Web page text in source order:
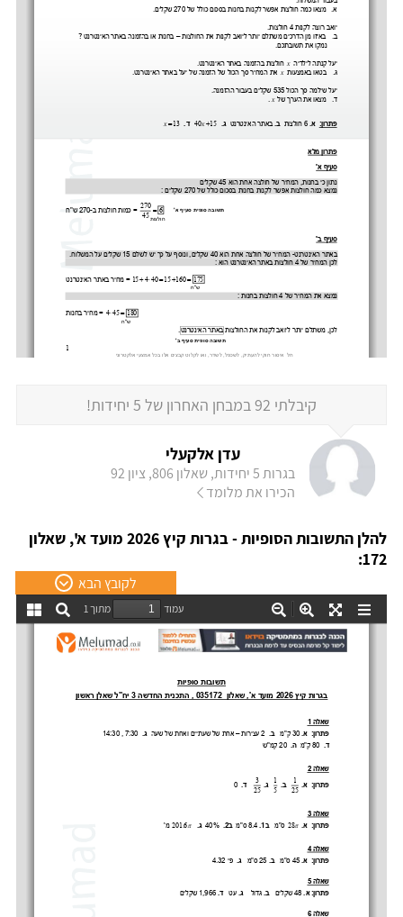
קיבלתי 92 במבחן האחרון של 5 יחידות!
עדן אלקעלי
בגרות 5 יחידות, שאלון 806, ציון 92
הכירו את מלומד
להלן התשובות הסופיות - בגרות קיץ 2026 מועד א', שאלון
172:
לקובץ הבא